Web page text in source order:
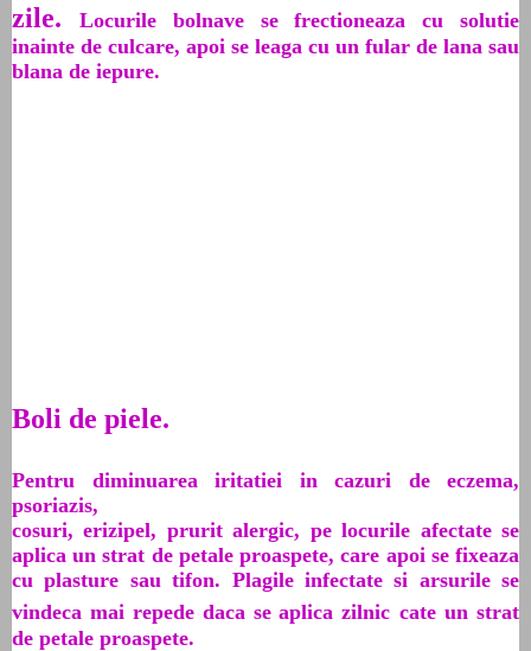
zile.
Locurile bolnave se frectioneaza cu solutie
inainte de culcare, apoi se leaga cu un fular de lana sau
blana de iepure.
Boli de piele.
Pentru diminuarea iritatiei in cazuri de eczema,
psoriazis,
cosuri, erizipel, prurit alergic, pe locurile afectate se
aplica un strat de petale proaspete, care apoi se fixeaza
cu plasture sau tifon. Plagile infectate si arsurile se
vindeca mai repede daca se aplica zilnic cate un strat
de petale proaspete.